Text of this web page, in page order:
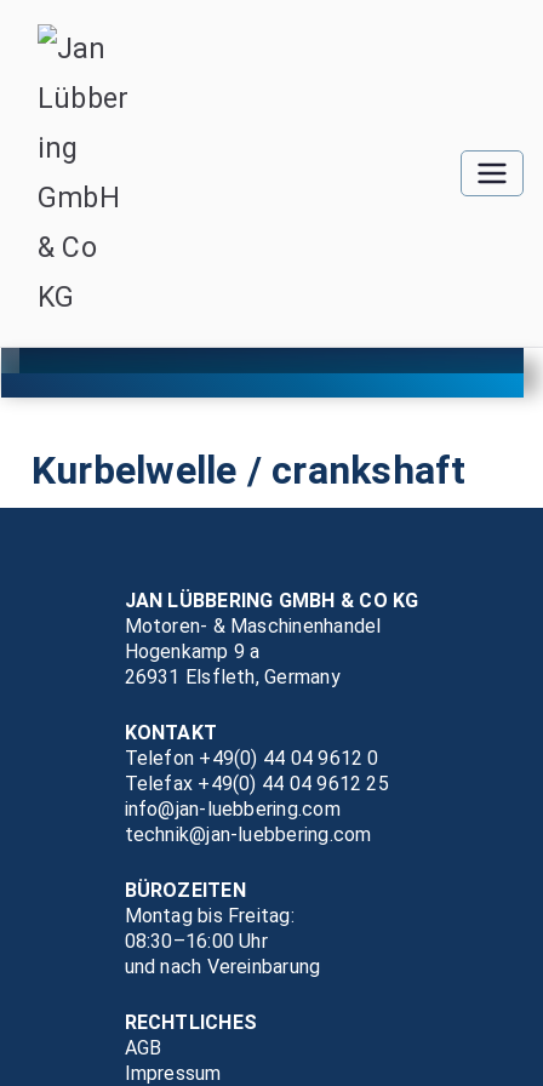
Kurbelwelle / crankshaft
JAN LÜBBERING GMBH & CO KG
Motoren- & Maschinenhandel
Hogenkamp 9 a
26931 Elsfleth, Germany
KONTAKT
Telefon +49(0) 44 04 9612 0
Telefax +49(0) 44 04 9612 25
info@jan-luebbering.com
technik@jan-luebbering.com
BÜROZEITEN
Montag bis Freitag:
08:30–16:00 Uhr
und nach Vereinbarung
RECHTLICHES
AGB
Impressum